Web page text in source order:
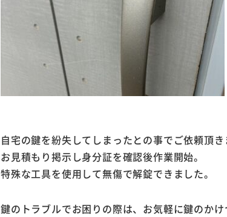
自宅の鍵を紛失してしまったとの事でご依頼頂き
お見積もり掲示し身分証を確認後作業開始。
特殊な工具を使用して無傷で解錠できました。
鍵のトラブルでお困りの際は、お気軽に鍵のか